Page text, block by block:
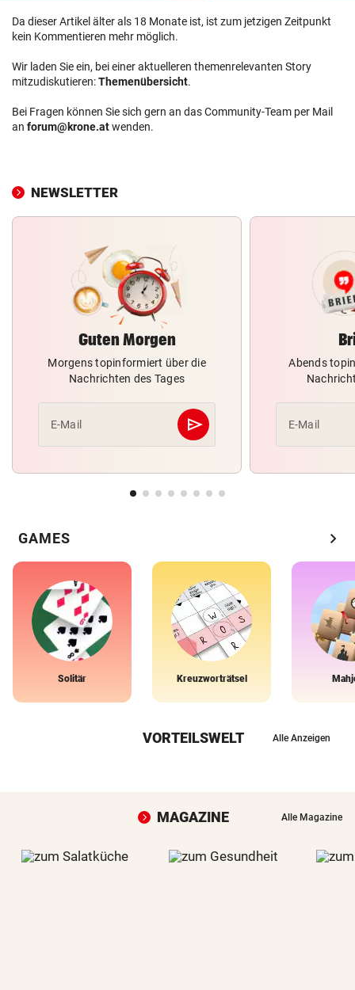
Da dieser Artikel älter als 18 Monate ist, ist zum jetzigen Zeitpunkt
kein Kommentieren mehr möglich.
Wir laden Sie ein, bei einer aktuelleren themenrelevanten Story
mitzudiskutieren:Themenübersicht.
Bei Fragen können Sie sich gern an das Community-Team per Mail
an forum@krone.atwenden.
NEWSLETTER
Guten Morgen
Morgens topinformiert über die
Nachrichten des Tages
E-Mail send
Abschicken
Abends
E-Mail
GAMES chevron_right
Solitär Kreuzworträtsel
VORTEILSWELT Alle Anzeigen
MAGAZINE Alle Magazine